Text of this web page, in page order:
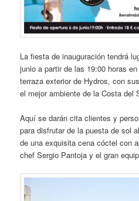
La fiesta de inauguración tendrá
junio a partir de las 19:00 horas
terraza exterior de Hydros, con
el mejor ambiente de la Costa del
Aquí se darán cita clientes y
para disfrutar de la puesta de sol
de una exquisita cena cóctel con
chef Sergio Pantoja y el gran